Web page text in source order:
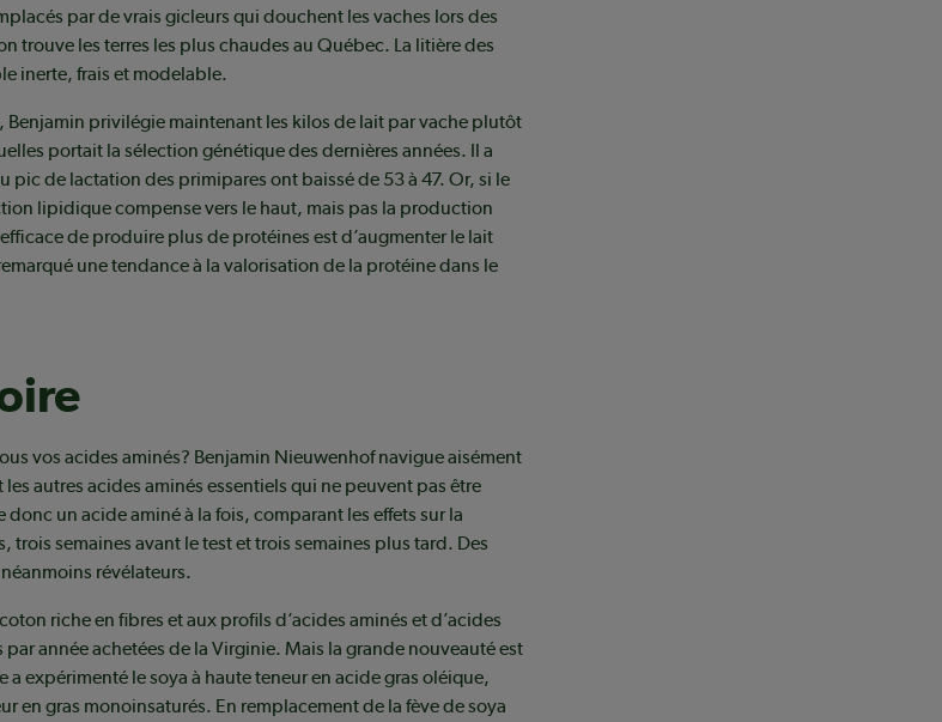
par de vrais gicleurs qui douchent les vaches lors des
trouve les terres les plus chaudes au Québec. La litière des
inerte, frais et modelable.
Benjamin privilégie maintenant les kilos de lait par vache plutôt
portait la sélection génétique des dernières années. Il a
pic de lactation des primipares ont baissé de 53 à 47. Or, si le
lipidique compense vers le haut, mais pas la production
de produire plus de protéines est d’augmenter le lait
une tendance à la valorisation de la protéine dans le
vos acides aminés? Benjamin Nieuwenhof navigue aisément
autres acides aminés essentiels qui ne peuvent pas être
donc un acide aminé à la fois, comparant les effets sur la
semaines avant le test et trois semaines plus tard. Des
révélateurs.
riche en fibres et aux profils d’acides aminés et d’acides
année achetées de la Virginie. Mais la grande nouveauté est
a expérimenté le soya à haute teneur en acide gras oléique,
en gras monoinsaturés. En remplacement de la fève de soya